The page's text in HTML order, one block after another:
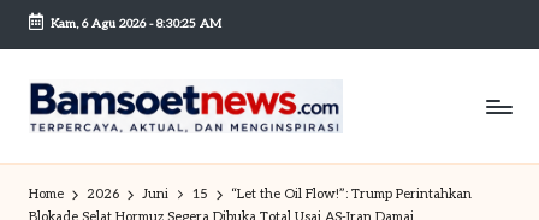
Skip
content
Kam, 6 Agu 2026-8:30:26 AM
B
aMobilitas
Home 2026 Juni 15
“Let the Oil Flow!”: Trump Perintahkan